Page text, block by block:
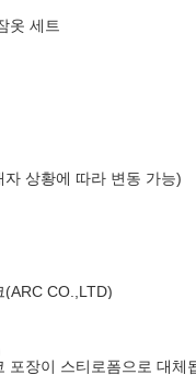
옷 세트
자 상황에 따라 변동 가능)
(ARC CO.,LTD)
포장이 스티로폼으로 대체